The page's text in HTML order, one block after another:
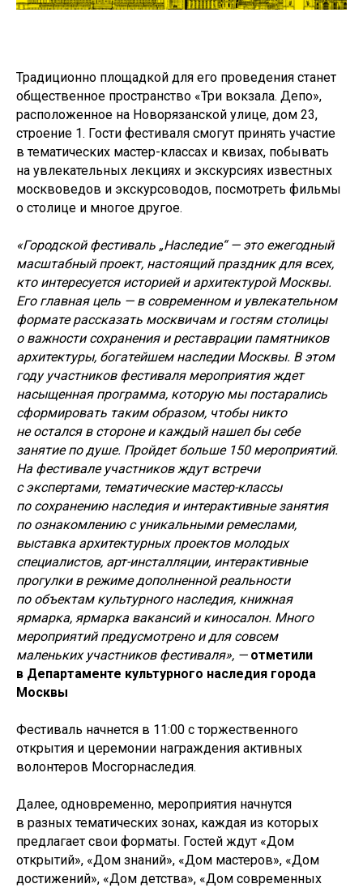
Традиционно площадкой для его проведения станет
общественное пространство «Три вокзала. Депо»,
расположенное на Новорязанской улице, дом 23,
строение 1. Гости фестиваля смогут принять участие
в тематических мастер-классах и квизах, побывать
на увлекательных лекциях и экскурсиях известных
москвоведов и экскурсоводов, посмотреть фильмы
о столице и многое другое.
«Городской фестиваль „Наследие“ — это ежегодный
масштабный проект, настоящий праздник для всех,
кто интересуется историей и архитектурой Москвы.
Его главная цель — в современном и увлекательном
формате рассказать москвичам и гостям столицы
о важности сохранения и реставрации памятников
архитектуры, богатейшем наследии Москвы. В этом
году участников фестиваля мероприятия ждет
насыщенная программа, которую мы постарались
сформировать таким образом, чтобы никто
не остался в стороне и каждый нашел бы себе
занятие по душе. Пройдет больше 150 мероприятий.
На фестивале участников ждут встречи
с экспертами, тематические мастер-классы
по сохранению наследия и интерактивные занятия
по ознакомлению с уникальными ремеслами,
выставка архитектурных проектов молодых
специалистов, арт-инсталляции, интерактивные
прогулки в режиме дополненной реальности
по объектам культурного наследия, книжная
ярмарка, ярмарка вакансий и киносалон. Много
мероприятий предусмотрено и для совсем
маленьких участников фестиваля», — отметили
в Департаменте культурного наследия города
Москвы
Фестиваль начнется в 11:00 с торжественного
открытия и церемонии награждения активных
волонтеров Мосгорнаследия.
Далее, одновременно, мероприятия начнутся
в разных тематических зонах, каждая из которых
предлагает свои форматы. Гостей ждут «Дом
открытий», «Дом знаний», «Дом мастеров», «Дом
достижений», «Дом детства», «Дом современных